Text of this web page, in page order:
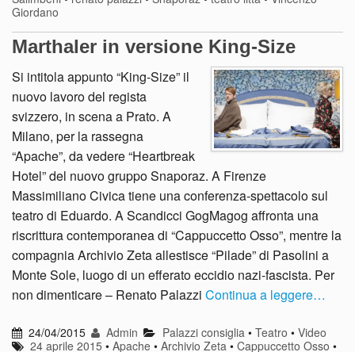
Giordano
Marthaler in versione King-Size
Si intitola appunto “King-Size” il
nuovo lavoro del regista
svizzero, in scena a Prato. A
Milano, per la rassegna
“Apache”, da vedere “Heartbreak
Hotel” del nuovo gruppo Snaporaz. A Firenze
Massimiliano Civica tiene una conferenza-spettacolo sul
teatro di Eduardo. A Scandicci GogMagog affronta una
riscrittura contemporanea di “Cappuccetto Osso”, mentre la
compagnia Archivio Zeta allestisce “Pilade” di Pasolini a
Monte Sole, luogo di un efferato eccidio nazi-fascista. Per
non dimenticare – Renato Palazzi Continua a leggere…
24/04/2015 Admin Palazzi consiglia • Teatro • Video
24 aprile 2015 •Apache •Archivio Zeta •Cappuccetto Osso •